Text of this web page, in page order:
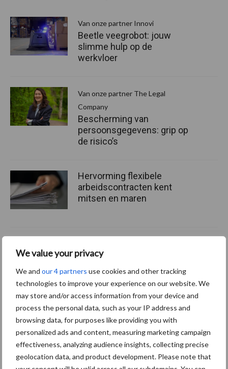
We value your privacy
We and our 4 partners use cookies and other tracking
technologies to improve your experience on our website. We
may store and/or access information from your device and
process the personal data, such as your IP address and
browsing data, for purposes like providing you with
personalized ads and content, measuring marketing campaign
effectiveness, analyzing audience insights, collecting precise
geolocation data, and product development. Please note that
Van onze partner Innovi
Beetle veegrobot: jouw
slimme hulp op de
werkvloer
Van onze partner The Legal
Company
Bescherming van
persoonsgegevens: grip op
de risico’s
Hervorming flexibele
arbeidscontracten kent
mitsen en maren
Thema's Vakpartners
Coronavirus UVC